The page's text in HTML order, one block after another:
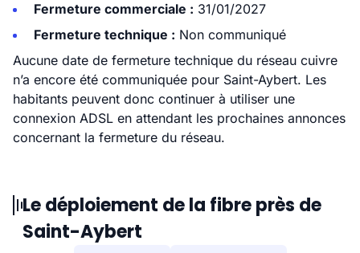
Fermeture commerciale : 31/01/2027
Fermeture technique : Non communiqué
Aucune date de fermeture technique du réseau cuivre
n’a encore été communiquée pour Saint-Aybert. Les
habitants peuvent donc continuer à utiliser une
connexion ADSL en attendant les prochaines annonces
concernant la fermeture du réseau.
Le déploiement de la fibre près de
Saint-Aybert